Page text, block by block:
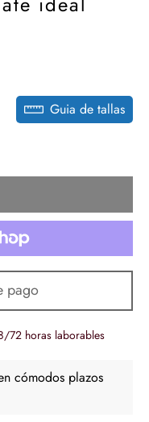
Guia de tallas
pago
72 horas laborables
cómodos plazos